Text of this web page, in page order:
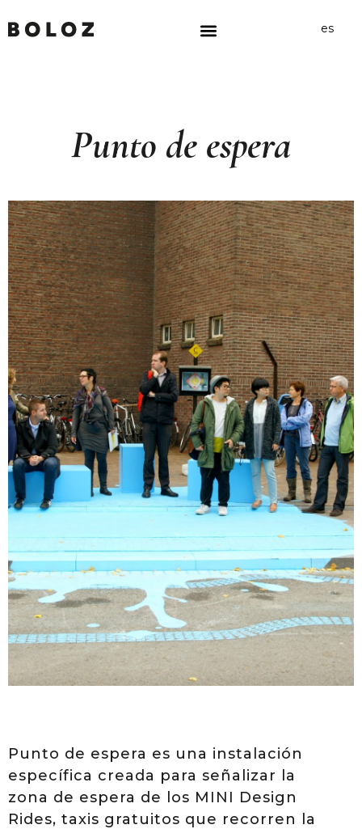
es
Punto de espera
Punto de espera es una instalación
específica creada para señalizar la
zona de espera de los MINI Design
Rides, taxis gratuitos que recorren la